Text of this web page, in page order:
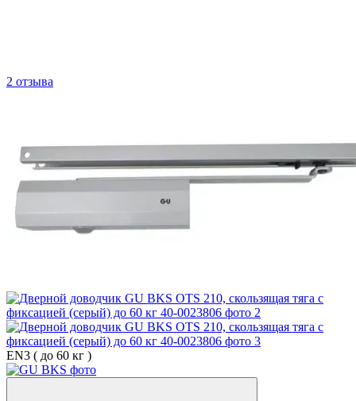
2 отзыва
EN3 ( до 60 кг )